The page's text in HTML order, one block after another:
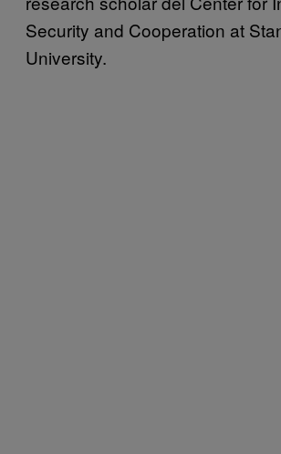
Security and Cooperation at
University.